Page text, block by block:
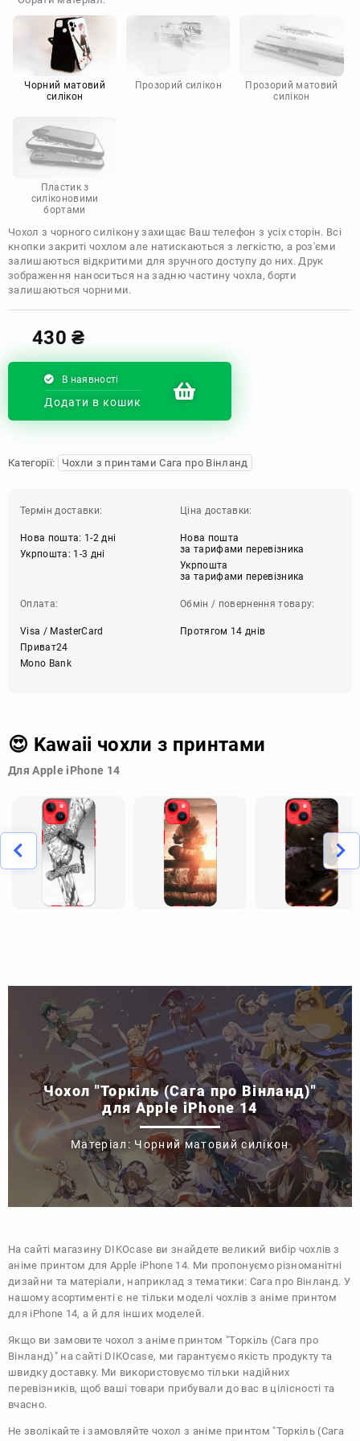
Doogee
Infinix
Sony
Motorola
Чорний матовий
силікон
Прозорий силікон
Прозорий матовий
силікон
Пластик з
силіконовими
бортами
Чохол з чорного силікону захищає Ваш телефон з усіх сторін. Всі
кнопки закриті чохлом але натискаються з легкістю, а роз'єми
залишаються відкритими для зручного доступу до них. Друк
зображення наноситься на задню частину чохла, борти
залишаються чорними.
430₴
В наявності
Додати в кошик
Категорії: Чохли з принтами Сага про Вінланд
Термін доставки:
Нова пошта: 1-2 дні
Укрпошта: 1-3 дні
Ціна доставки:
Нова пошта
за тарифами перевізника
Укрпошта
за тарифами перевізника
Оплата:
Visa / MasterCard
Приват24
Mono Bank
Обмін / повернення товару:
Протягом 14 днів
😍 Kawaii чохли з принтами
Для Apple iPhone 14
Чохол "Торкіль (Сага про Вінланд)"
для Apple iPhone 14
Матеріал: Чорний матовий силікон
На сайті магазину DIKOcase ви знайдете великий вибір чохлів з
аніме принтом для Apple iPhone 14. Ми пропонуємо різноманітні
дизайни та матеріали, наприклад з тематики: Сага про Вінланд. У
нашому асортименті є не тільки моделі чохлів з аніме принтом
для iPhone 14, а й для інших моделей.
Якщо ви замовите чохол з аніме принтом "Торкіль (Сага про
Вінланд)" на сайті DIKOcase, ми гарантуємо якість продукту та
швидку доставку. Ми використовуємо тільки надійних
перевізників, щоб ваші товари прибували до вас в цілісності та
вчасно.
Не зволікайте і замовляйте чохол з аніме принтом "Торкіль (Сага